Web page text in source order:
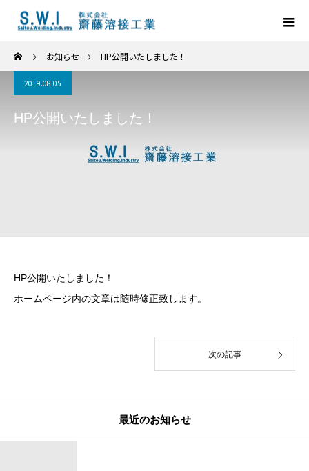
お知らせ HP公開いたしました！
2019.08.05
HP公開いたしました！
HP公開いたしました！
ホームページ内の文章は随時修正致します。
次の記事
最近のお知らせ